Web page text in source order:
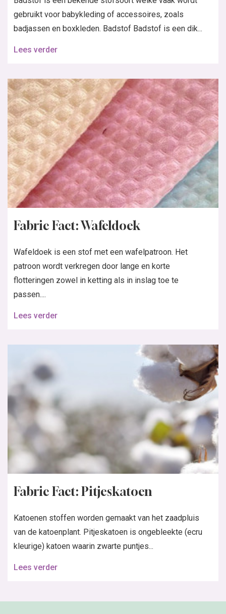
gebruikt voor babykleding of accessoires, zoals
badjassen en boxkleden. Badstof Badstof is een dik...
Lees verder
Fabric Fact: Wafeldoek
Wafeldoek is een stof met een wafelpatroon. Het
patroon wordt verkregen door lange en korte
flotteringen zowel in ketting als in inslag toe te
passen....
Lees verder
Fabric Fact: Pitjeskatoen
Katoenen stoffen worden gemaakt van het zaadpluis
van de katoenplant. Pitjeskatoen is ongebleekte (ecru
kleurige) katoen waarin zwarte puntjes...
Lees verder